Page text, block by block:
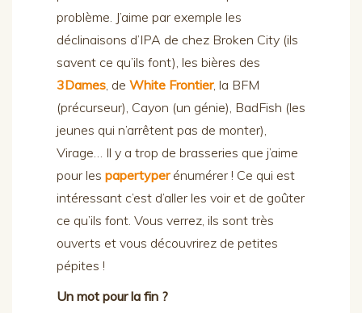
problème. J’aime par exemple les
déclinaisons d’IPA de chez Broken City (ils
savent ce qu’ils font), les bières des
3Dames , de White Frontier, la BFM
(précurseur), Cayon (un génie), BadFish (les
jeunes qui n’arrêtent pas de monter),
Virage… Il y a trop de brasseries que j’aime
pour les papertyperénumérer ! Ce qui est
intéressant c’est d’aller les voir et de goûter
ce qu’ils font. Vous verrez, ils sont très
ouverts et vous découvrirez de petites
pépites !
Un mot pour la fin ?